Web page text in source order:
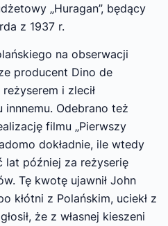
„Huragan”, będący
z 1937 r.
na obserwacji
producent Dino de
i zlecił
Odebrano też
filmu „Pierwszy
dokładnie, ile wtedy
lat później za reżyserię
Tę kwotę ujawnił John
kłótni z Polańskim, uciekł z
że z własnej kieszeni